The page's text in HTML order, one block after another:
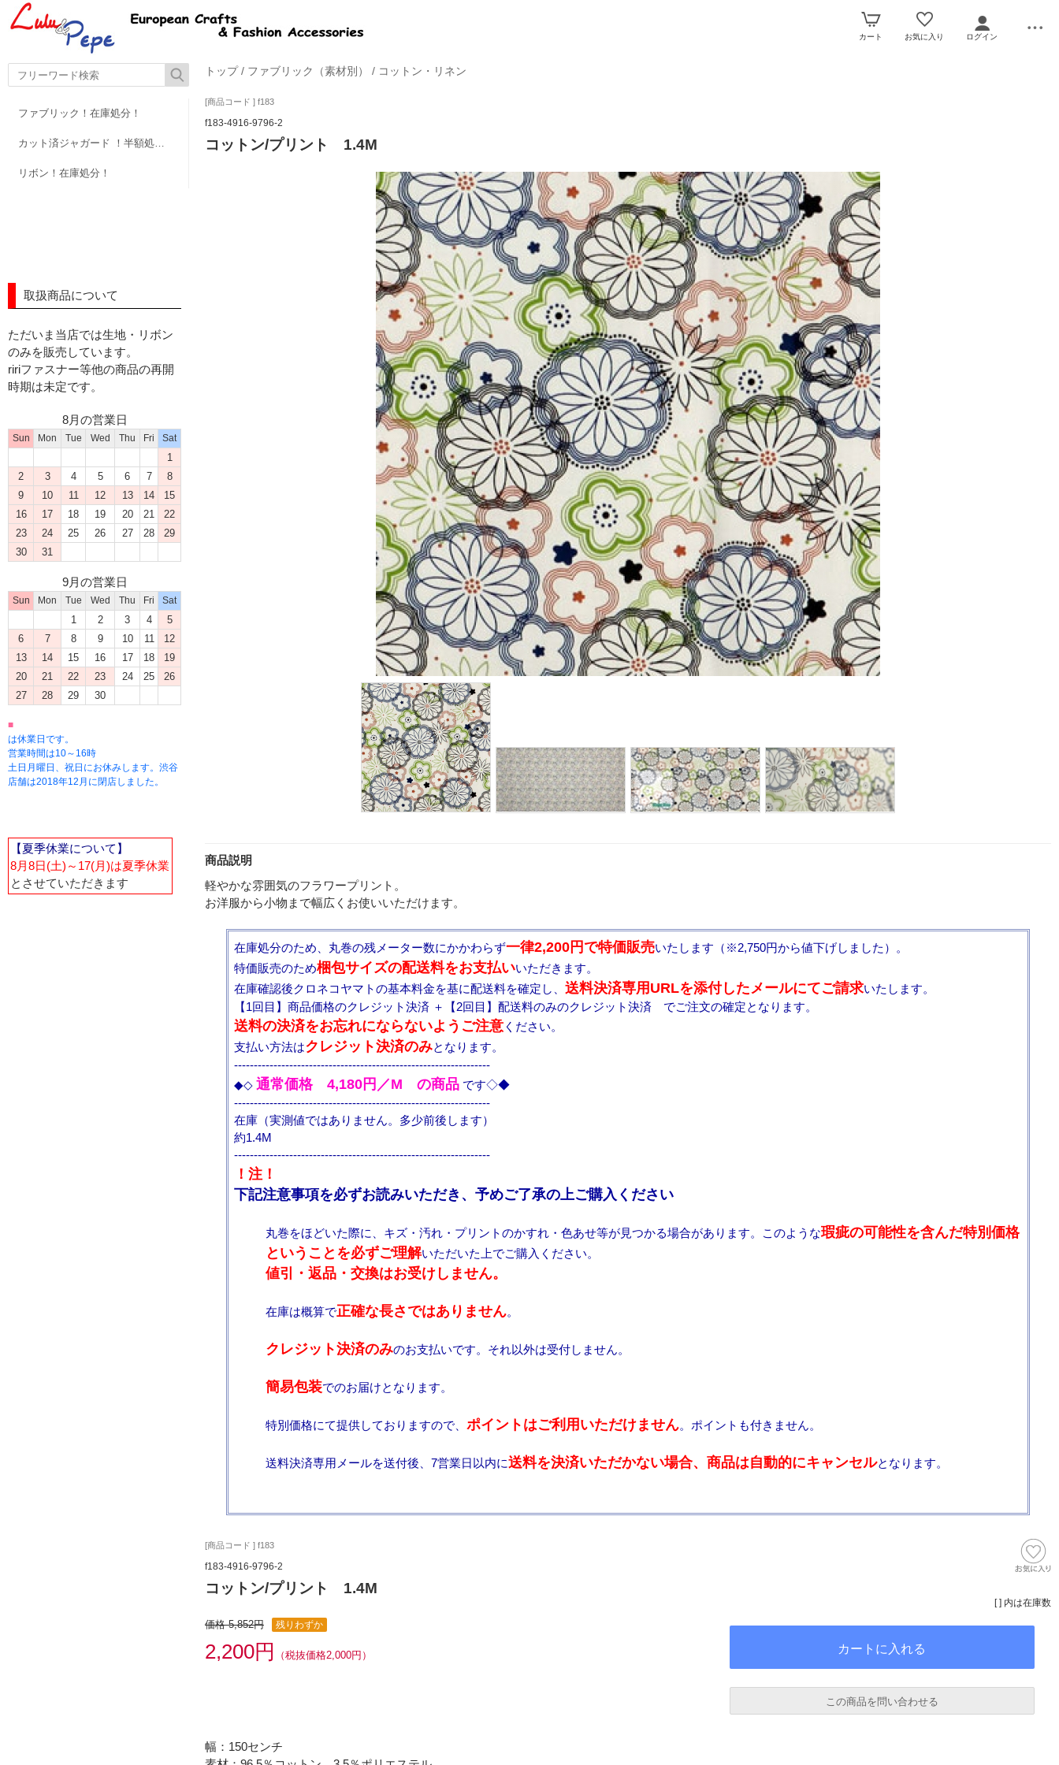
カート お気に入り ログイン
ファブリック！在庫処分！
カット済ジャガード ！半額処分！
リボン！在庫処分！
取扱商品について
ただいま当店では生地・リボン
のみを販売しています。
ririファスナー等他の商品の再開
時期は未定です。
8月の営業日
Sun Mon Tue Wed Thu Fri Sat
1
2
3 4 5 6 7
8
9
10 11 12 13 14
15
16
17 18 19 20 21
22
23
24 25 26 27 28
29
30
31
9月の営業日
Sun Mon Tue Wed Thu Fri Sat
1 2 3 4
5
6
7 8 9 10 11
12
13
14 15 16 17 18
19
20
21 22 23 24 25
26
27
28 29 30
■
は休業日です。
営業時間は10～16時
土日月曜日、祝日にお休みします。渋谷
店舗は2018年12月に閉店しました。
【夏季休業について】
8月8日(土)～17(月)は夏季休業
とさせていただきます
トップ/ ファブリック（素材別） / コットン・リネン
[商品コード ] f183
f183-4916-9796-2
コットン/プリント 1.4M
商品説明
軽やかな雰囲気のフラワープリント。
お洋服から小物まで幅広くお使いいただけます。
在庫処分のため、丸巻の残メーター数にかかわらず一律2,200円で特価販売いたします（※2,750円から値下げしました）。
特価販売のため梱包サイズの配送料をお支払いいただきます。
在庫確認後クロネコヤマトの基本料金を基に配送料を確定し、 送料決済専用URLを添付したメールにてご請求いたします。
【1回目】商品価格のクレジット決済 ＋【2回目】配送料のみのクレジット決済 でご注文の確定となります。
送料の決済をお忘れにならないようご注意ください。
支払い方法はクレジット決済のみとなります。
-----------------------------------------------------------------
◆◇ 通常価格 4,180円／M の商品です◇◆
-----------------------------------------------------------------
在庫（実測値ではありません。多少前後します）
約1.4M
-----------------------------------------------------------------
！注！
下記注意事項を必ずお読みいただき、予めご了承の上ご購入ください
丸巻をほどいた際に、キズ・汚れ・プリントのかすれ・色あせ等が見つかる場合があります。このような瑕疵の可能性を含んだ特別価格
ということを必ずご理解いただいた上でご購入ください。
値引・返品・交換はお受けしません。
在庫は概算で正確な長さではありません。
クレジット決済のみのお支払いです。それ以外は受付しません。
簡易包装でのお届けとなります。
特別価格にて提供しておりますので、 ポイントはご利用いただけません。ポイントも付きません。
送料決済専用メールを送付後、7営業日以内に送料を決済いただかない場合、商品は自動的にキャンセルとなります。
[商品コード ] f183
f183-4916-9796-2
コットン/プリント 1.4M
価格 5,852円 残りわずか
2,200円 （税抜価格2,000円）
[ ] 内は在庫数
この商品を問い合わせる
幅：150センチ